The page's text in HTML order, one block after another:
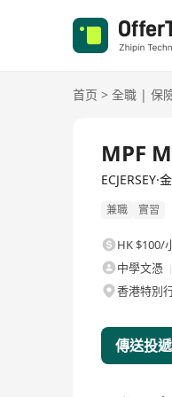
首页 > 全職 | 保
MPF
ECJERSEY·
兼職 實習
HK $100/
中學文憑
香港特別
傳送投